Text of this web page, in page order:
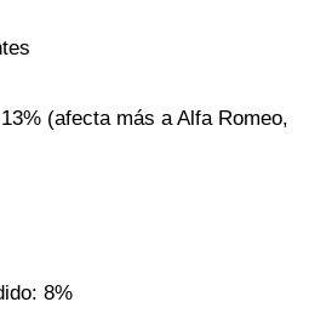
(afecta más a Alfa Romeo,
8%